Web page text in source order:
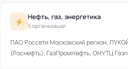
Нефть, газ, энергетика
5 организаций
ПАО Россети Московский регион,
(Роснефть), ГазПромНефть, ОНУТЦ